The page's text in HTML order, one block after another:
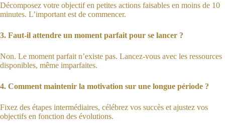
Décomposez votre objectif en petites actions faisables en moins de 10
minutes. L’important est de commencer.
3. Faut-il attendre un moment parfait pour se lancer ?
Non. Le moment parfait n’existe pas. Lancez-vous avec les ressources
disponibles, même imparfaites.
4. Comment maintenir la motivation sur une longue période ?
Fixez des étapes intermédiaires, célébrez vos succès et ajustez vos
objectifs en fonction des évolutions.